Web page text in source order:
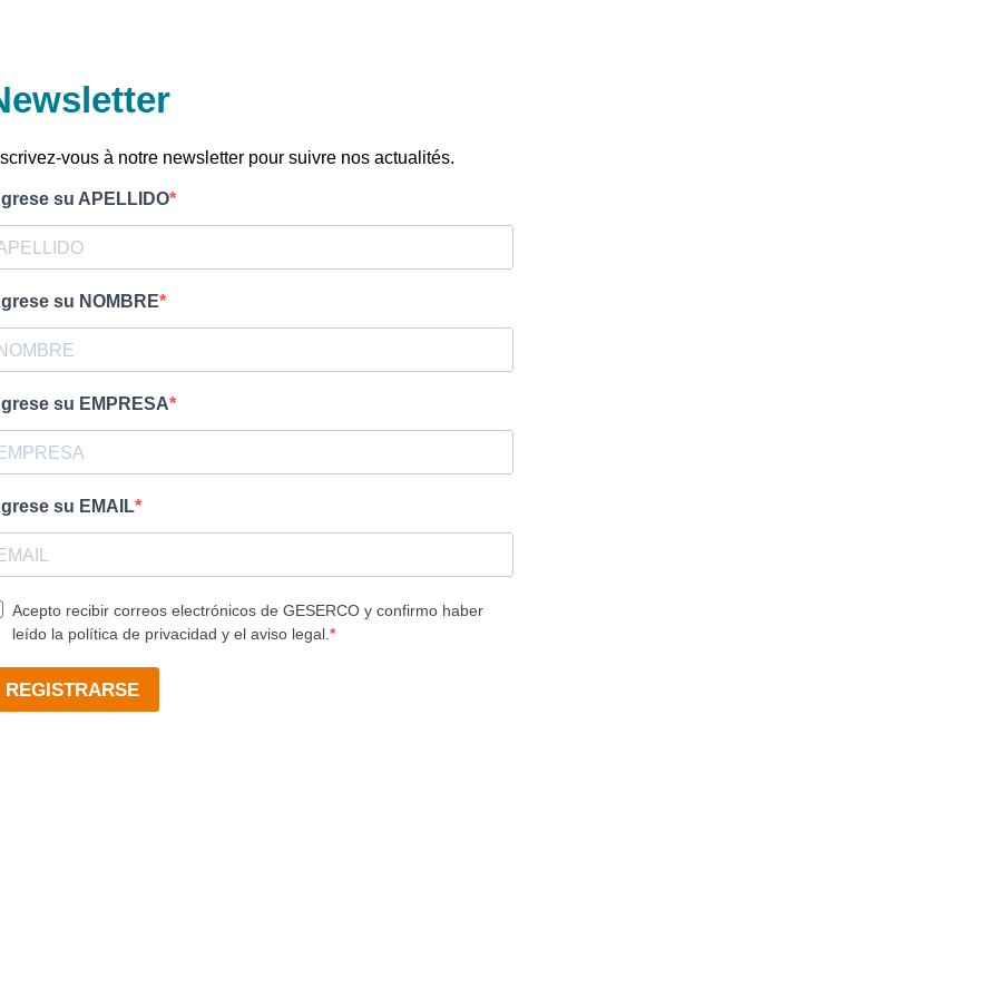
vous à notre newsletter pour suivre nos actualités.
su APELLIDO
su NOMBRE
su EMPRESA
su EMAIL
Acepto recibir correos electrónicos de GESERCO y confirmo haber
leído la política de privacidad y el aviso legal.
REGISTRARSE